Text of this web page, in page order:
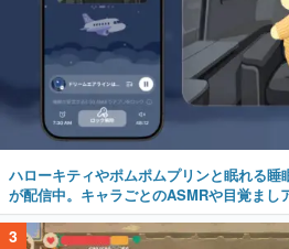
ハローキティやポムポムプリンと眠れる睡
が配信中。キャラごとのASMRや目覚まし
3